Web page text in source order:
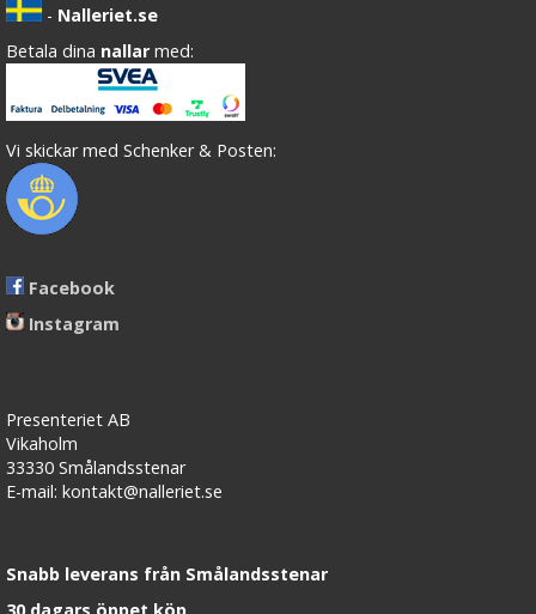
- Nalleriet.se
Betala dina nallar med:
Vi skickar med Schenker & Posten:
Facebook
Instagram
Presenteriet AB
Vikaholm
33330 Smålandsstenar
E-mail: kontakt@nalleriet.se
Snabb leverans från Smålandsstenar